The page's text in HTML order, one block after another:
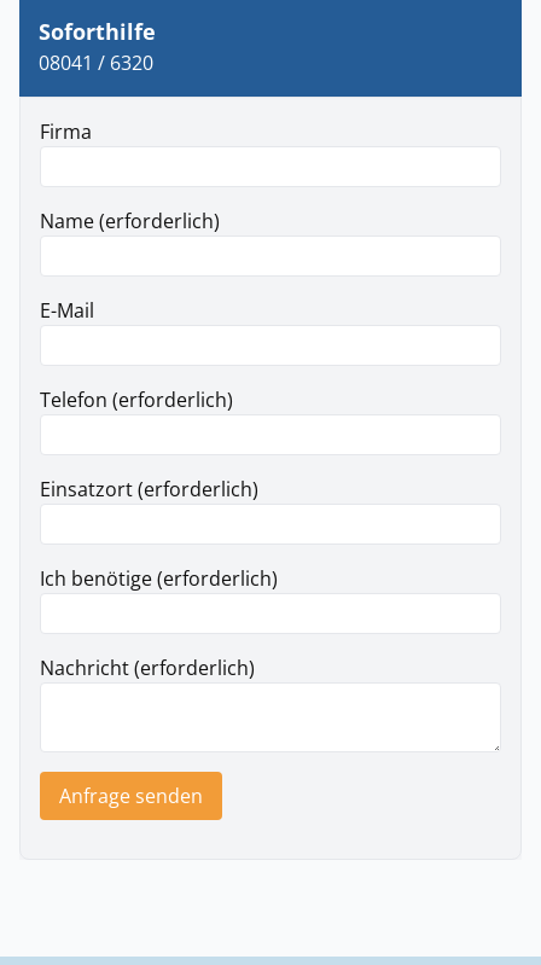
Soforthilfe
08041 / 6320
Firma
Name (erforderlich)
E-Mail
Telefon (erforderlich)
Einsatzort (erforderlich)
Ich benötige (erforderlich)
Nachricht (erforderlich)
Anfrage senden